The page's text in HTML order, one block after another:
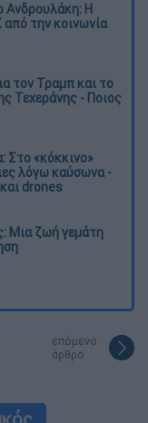
Ανδρουλάκη: Η
την κοινωνία
τον Τραμπ και το
Τεχεράνης - Ποιος
Στο «κόκκινο»
λόγω καύσωνα -
drones
Μια ζωή γεμάτη
επόμενο
άρθρο